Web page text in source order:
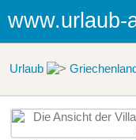
www.urlaub-
Urlaub